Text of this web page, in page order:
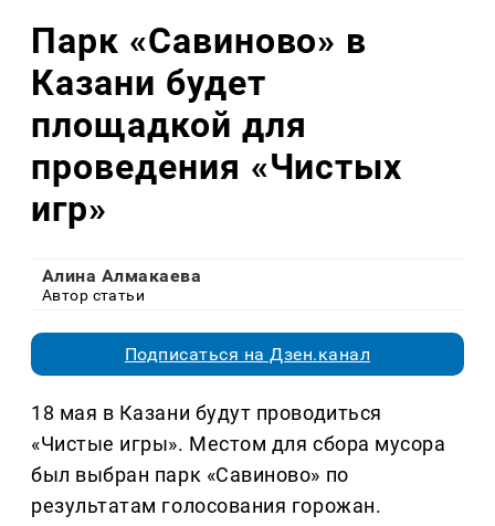
Парк «Савиново» в
Казани будет
площадкой для
проведения «Чистых
игр»
Алина Алмакаева
Автор статьи
Подписаться на Дзен.канал
18 мая в Казани будут проводиться
«Чистые игры». Местом для сбора мусора
был выбран парк «Савиново» по
результатам голосования горожан.